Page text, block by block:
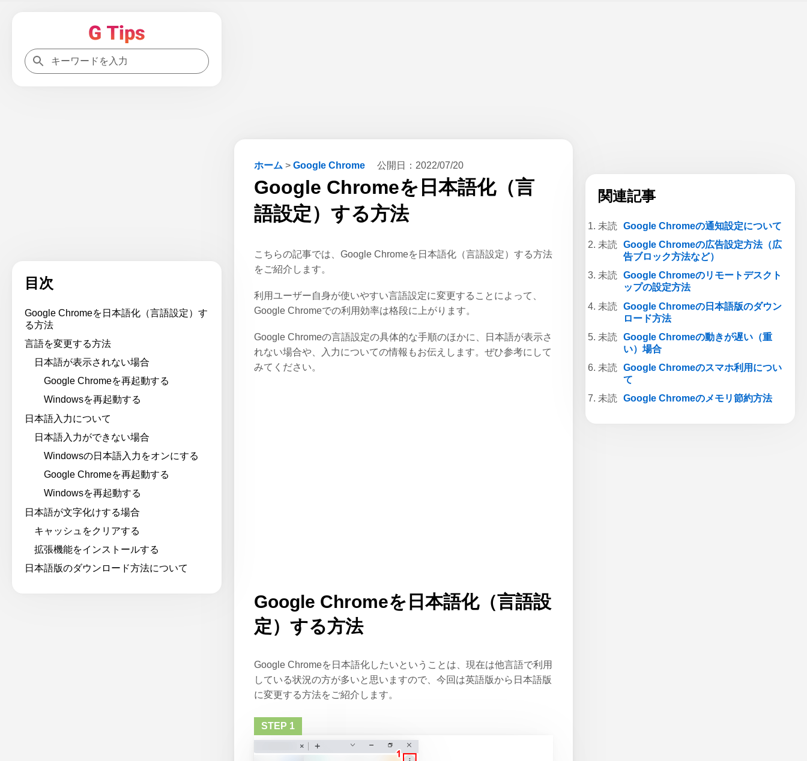
目次
Google Chromeを日本語化（言語設定）す
る方法
言語を変更する方法
日本語が表示されない場合
Google Chromeを再起動する
Windowsを再起動する
日本語入力について
日本語入力ができない場合
Windowsの日本語入力をオンにする
Google Chromeを再起動する
Windowsを再起動する
日本語が文字化けする場合
キャッシュをクリアする
拡張機能をインストールする
日本語版のダウンロード方法について
ホーム > Google Chrome 公開日： 2022/07/20
Google Chromeを日本語化（言
語設定）する方法
こちらの記事では、Google Chromeを日本語化（言語設定）する方法
をご紹介します。
利用ユーザー自身が使いやすい言語設定に変更することによって、
Google Chromeでの利用効率は格段に上がります。
Google Chromeの言語設定の具体的な手順のほかに、日本語が表示さ
れない場合や、入力についての情報もお伝えします。ぜひ参考にして
みてください。
Google Chromeを日本語化（言語設
定）する方法
Google Chromeを日本語化したいということは、現在は他言語で利用
している状況の方が多いと思いますので、今回は英語版から日本語版
に変更する方法をご紹介します。
関連記事
Google Chromeの通知設定について
Google Chromeの広告設定方法（広
告ブロック方法など）
Google Chromeのリモートデスクト
ップの設定方法
Google Chromeの日本語版のダウン
ロード方法
Google Chromeの動きが遅い（重
い）場合
Google Chromeのスマホ利用につい
て
Google Chromeのメモリ節約方法